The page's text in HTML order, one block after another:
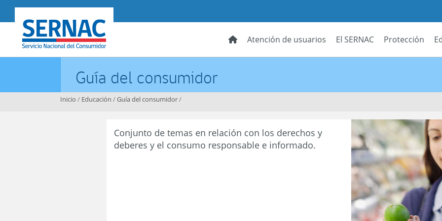
SERNAC
Atención de usuarios El SERNAC Protección
Guía del consumidor
Inicio / Educación /Guía del consumidor/
Conjunto de temas en relación con los derechos y
deberes y el consumo responsable e informado.